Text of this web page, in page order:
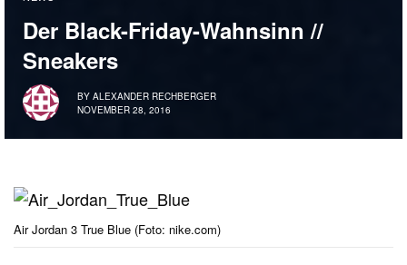
Der Black-Friday-Wahnsinn //
Sneakers
BY ALEXANDER RECHBERGER
NOVEMBER 28, 2016
Air Jordan 3 True Blue (Foto: nike.com)